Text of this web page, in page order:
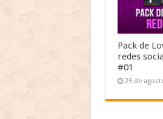
Pack de
redes
#01
25 de